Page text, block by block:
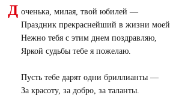
Д оченька, милая, твой юбилей —
Праздник прекраснейший в жизни моей.
Нежно тебя с этим днем поздравляю,
Яркой судьбы тебе я пожелаю.
Пусть тебе дарят одни бриллианты —
За красоту, за добро, за таланты.